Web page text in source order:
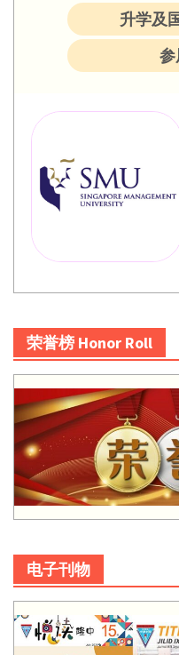
升学及
参
荣誉榜 Honor Roll
电子刊物